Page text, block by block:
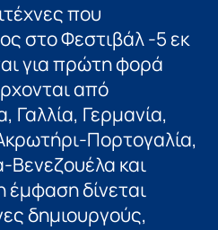
που
στο Φεστιβάλ -5 εκ
για πρώτη φορά
από
Γαλλία, Γερμανία,
Πορτογαλία,
Βενεζουέλα και
έμφαση δίνεται
δημιουργούς,